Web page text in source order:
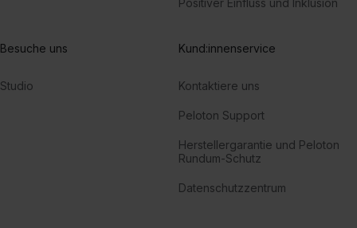
Besuche uns
Studio
Kund:innenservice
Kontaktiere uns
Peloton Support
Herstellergarantie und Peloton
Rundum-Schutz
Datenschutzzentrum